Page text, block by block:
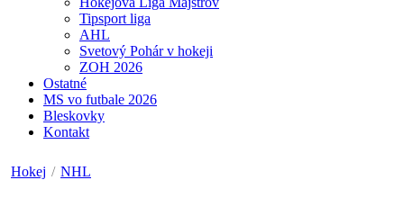
Tipsport liga
AHL
Svetový Pohár v hokeji
ZOH 2026
Ostatné
MS vo futbale 2026
Bleskovky
Kontakt
Hokej / NHL